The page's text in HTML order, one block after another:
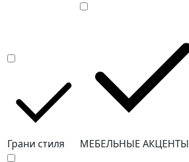
Грани стиля МЕБЕЛЬНЫЕ АКЦЕНТЫ